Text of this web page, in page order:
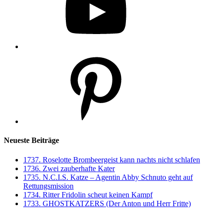
Neueste Beiträge
1737. Roselotte Brombeergeist kann nachts nicht schlafen
1736. Zwei zauberhafte Kater
1735. N.C.I.S. Katze – Agentin Abby Schnuto geht auf
Rettungsmission
1734. Ritter Fridolin scheut keinen Kampf
1733. GHOSTKATZERS (Der Anton und Herr Fritte)